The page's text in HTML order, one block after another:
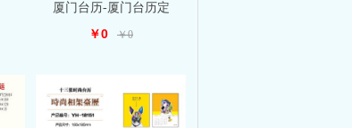
厦门台历-厦门台历定
￥0 ￥0